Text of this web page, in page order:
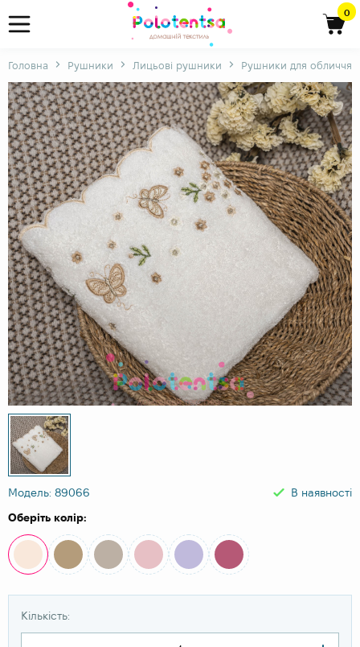
0
Головна Рушники Лицьові рушники Рушники для обличчя
Модель: 89066
В наявності
Оберіть колір:
Кількість: